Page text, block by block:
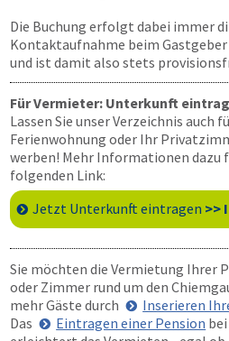
Die Buchung erfolgt dabei immer
Kontaktaufnahme beim
und ist damit also stets
Für Vermieter: Unterkunft
Lassen Sie unser Verzeichnis auch
Ferienwohnung oder Ihr
werben! Mehr Informationen dazu
folgenden Link:
Jetzt Unterkunft eintragen >>
Sie möchten die Vermietung Ihrer
oder Zimmer rund um den
mehr Gäste durch
Inserieren
Das
Eintragen einer Pension